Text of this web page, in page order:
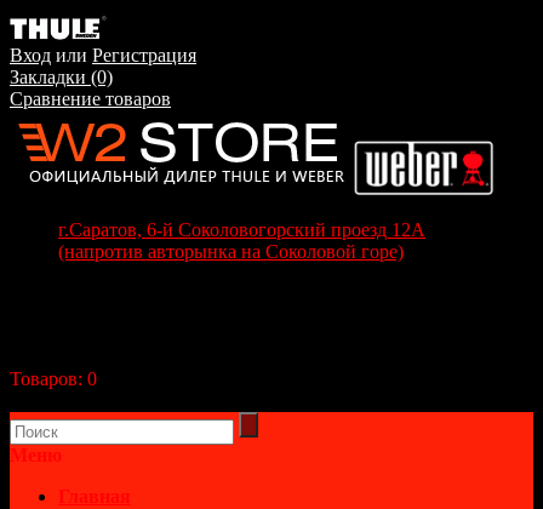
Вход или Регистрация
Закладки (0)
Сравнение товаров
г.Саратов, 6-й Соколовогорский проезд 12А
(напротив авторынка на Соколовой горе)
Товаров: 0
Меню
Главная